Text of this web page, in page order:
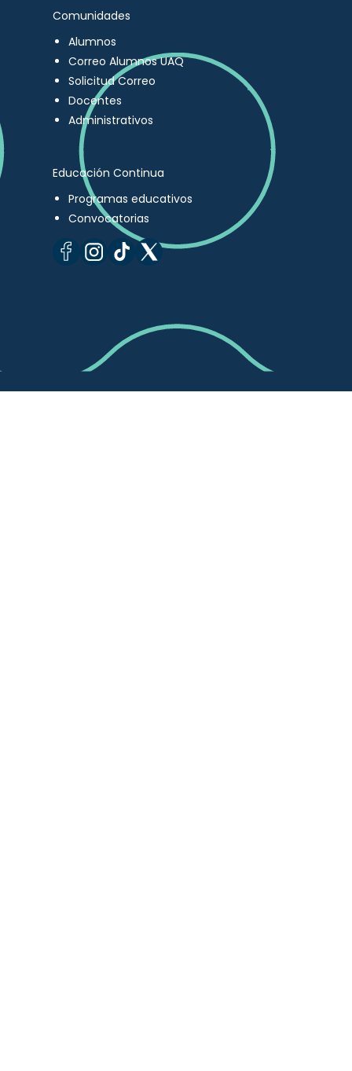
Comunidades
Alumnos
Correo Alumnos UAQ
Solicitud Correo
Docentes
Administrativos
Educación Continua
Programas educativos
Convocatorias